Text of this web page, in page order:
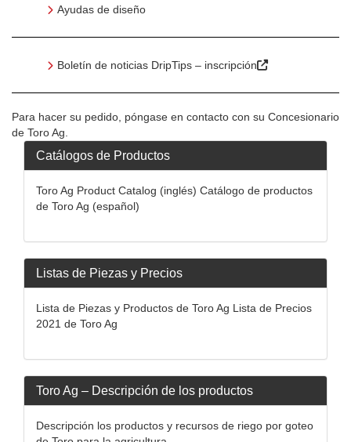
Ayudas de diseño
Boletín de noticias DripTips – inscripción
Para hacer su pedido, póngase en contacto con su Concesionario
de Toro Ag.
Catálogos de Productos
Toro Ag Product Catalog (inglés) Catálogo de productos
de Toro Ag (español)
Listas de Piezas y Precios
Lista de Piezas y Productos de Toro Ag Lista de Precios
2021 de Toro Ag
Toro Ag – Descripción de los productos
Descripción los productos y recursos de riego por goteo